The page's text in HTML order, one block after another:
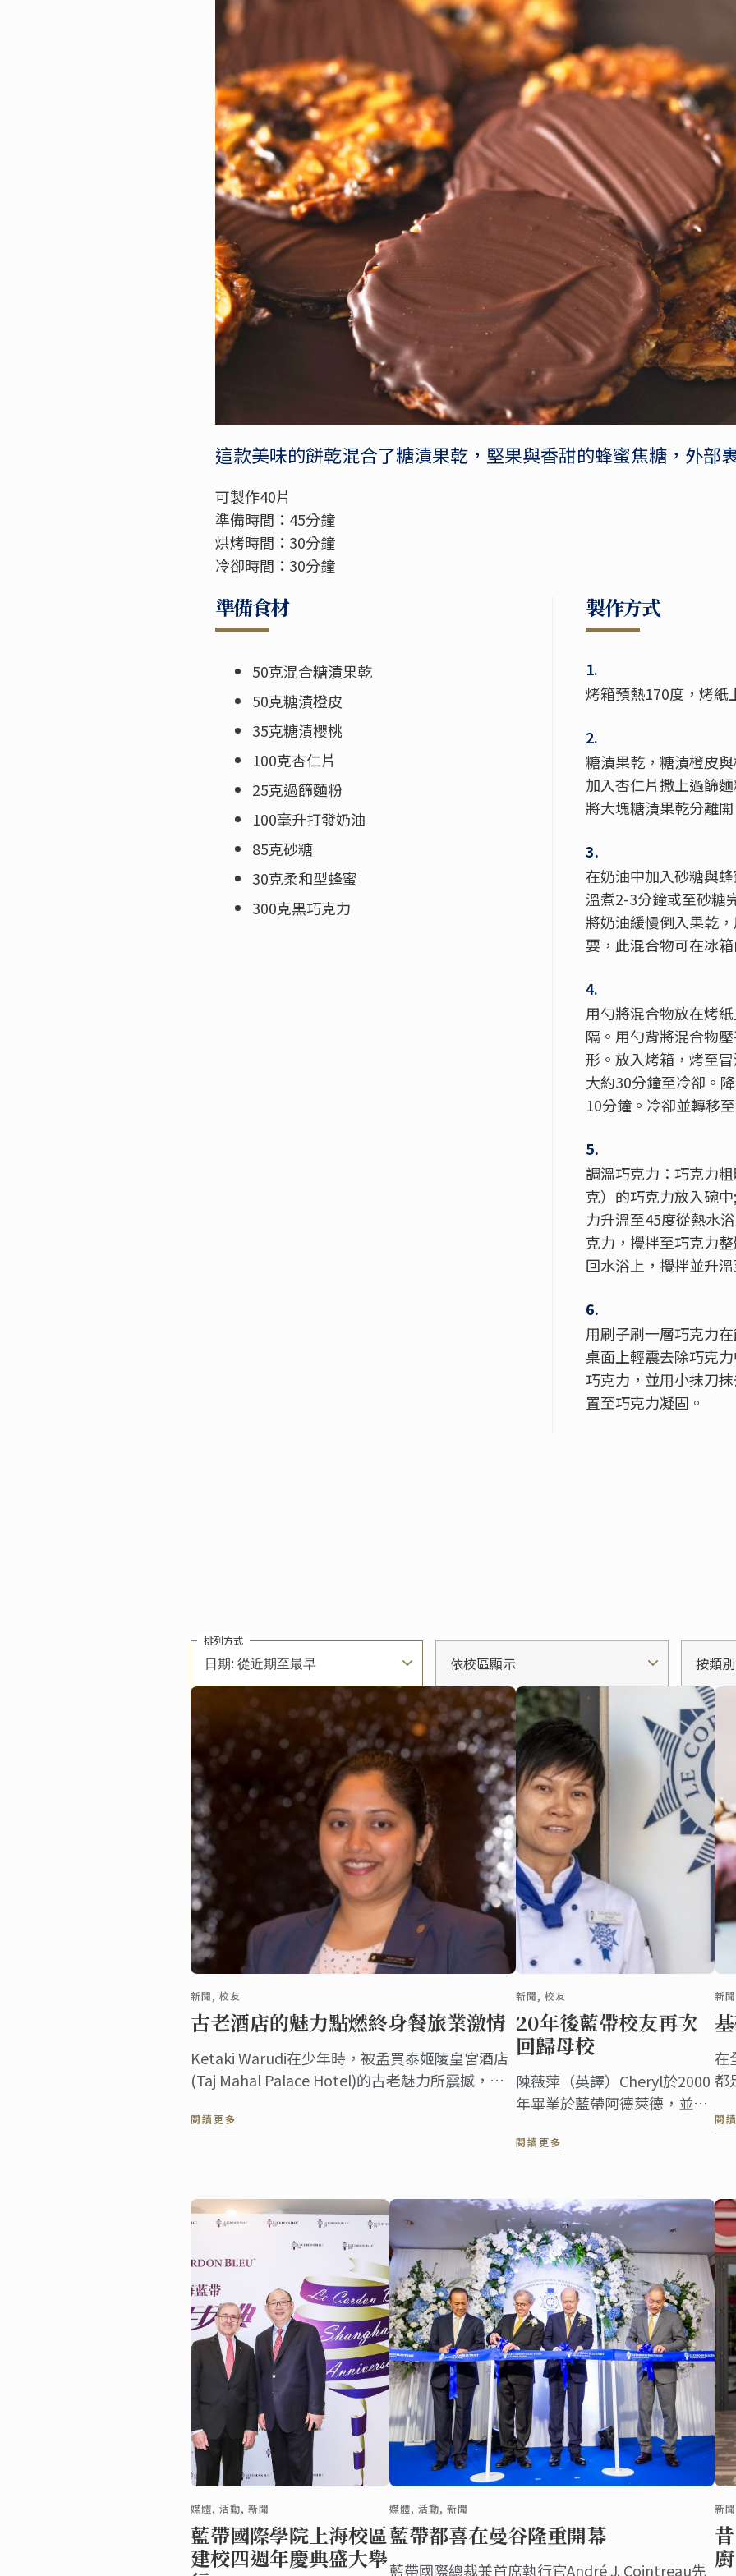
這款美味的餅乾混合了糖漬果乾，堅果與香甜的蜂蜜焦糖，外部
可製作40片
準備時間：45分鐘
烘烤時間：30分鐘
冷卻時間：30分鐘
準備食材
50克混合糖漬果乾
50克糖漬橙皮
35克糖漬櫻桃
100克杏仁片
25克過篩麵粉
100毫升打發奶油
85克砂糖
30克柔和型蜂蜜
300克黑巧克力
製作方式
1.
烤箱預熱170度，烤紙
2.
糖漬果乾，糖漬橙皮
加入杏仁片撒上過篩
將大塊糖漬果乾分離
3.
在奶油中加入砂糖與
溫煮2-3分鐘或至砂糖
將奶油緩慢倒入果乾
要，此混合物可在冰
4.
用勺將混合物放在烤
隔。用勺背將混合物
形。放入烤箱，烤至
大約30分鐘至冷卻。
10分鐘。冷卻並轉移
5.
調溫巧克力：巧克力
克）的巧克力放入碗
力升溫至45度從熱水
克力，攪拌至巧克力
回水浴上，攪拌並升
6.
用刷子刷一層巧克力
桌面上輕震去除巧克
巧克力，並用小抹刀
置至巧克力凝固。
日期: 從近期至最早
排列方式
依校區顯示 按類
新聞, 校友
古老酒店的魅力點燃終身餐旅業激情
Ketaki Warudi在少年時，被孟買泰姬陵皇宮酒店
(Taj Mahal Palace Hotel)的古老魅力所震撼，從
閱讀更多
新聞, 校友
20年後藍帶校友再次
回歸母校
陳薇萍（英譯）Cheryl於2000
年畢業於藍帶阿德萊德，並獲
裡她在餐旅職業道路上獲得頗
到藍帶阿德萊德學習甜點證書
課程。
閱讀更多
新聞
在
都
造
閱
媒體, 活動, 新聞
藍帶國際學院上海校區
建校四週年慶典盛大舉
媒體, 活動, 新聞
藍帶都喜在曼谷隆重開幕
藍帶國際總裁兼首席執行官André J. Cointreau先
新
廚